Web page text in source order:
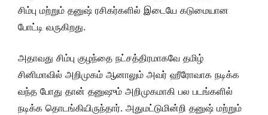
சிம்பு மற்றும் தனுஷ் ரசிகர்களில் இடையே கடுமையான
போட்டி வருகிறது.
அதாவது சிம்பு குழந்தை நட்சத்திரமாகவே தமிழ்
சினிமாவில் அறிமுகம் ஆனாலும் அவர் ஹீரோவாக நடிக்க
வந்த போது தான் தனுஷும் அறிமுகமாகி பல படங்களில்
நடிக்க தொடங்கியிருந்தார். அதுமட்டுமின்றி தனுஷ் மற்றும்